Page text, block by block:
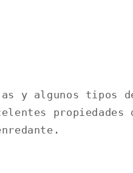
y algunos tipos
propiedades